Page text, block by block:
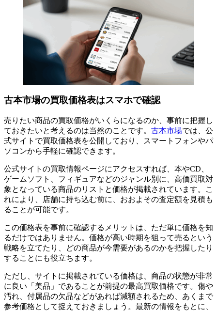
古本市場の買取価格表はスマホで確認
売りたい商品の買取価格がいくらになるのか、事前に把握し
ておきたいと考えるのは当然のことです。 古本市場では、公
式サイトで買取価格表を公開しており、スマートフォンやパ
ソコンから手軽に確認できます。
公式サイトの買取情報ページにアクセスすれば、本やCD、
ゲームソフト、フィギュアなどのジャンル別に、高価買取対
象となっている商品のリストと価格が掲載されています。こ
れにより、店舗に持ち込む前に、おおよその査定額を見積も
ることが可能です。
この価格表を事前に確認するメリットは、ただ単に価格を知
るだけではありません。価格が高い時期を狙って売るという
戦略を立てたり、どの商品が今需要があるのかを把握したり
することにも役立ちます。
ただし、サイトに掲載されている価格は、商品の状態が非常
に良い「美品」であることが前提の最高買取価格です。傷や
汚れ、付属品の欠品などがあれば減額されるため、あくまで
参考価格として捉えておきましょう。最新の情報をもとに、